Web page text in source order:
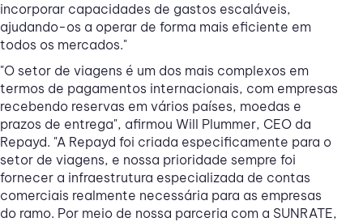
incorporar capacidades de gastos escaláveis,
ajudando-os a operar de forma mais eficiente em
todos os mercados."
"O setor de viagens é um dos mais complexos em
termos de pagamentos internacionais, com empresas
recebendo reservas em vários países, moedas e
prazos de entrega", afirmou Will Plummer, CEO da
Repayd. "A Repayd foi criada especificamente para o
setor de viagens, e nossa prioridade sempre foi
fornecer a infraestrutura especializada de contas
comerciais realmente necessária para as empresas
do ramo. Por meio de nossa parceria com a SUNRATE,